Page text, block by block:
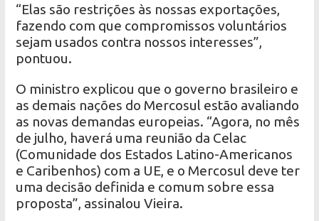
“Elas são restrições às nossas exportações,
fazendo com que compromissos voluntários
sejam usados contra nossos interesses”,
pontuou.
O ministro explicou que o governo brasileiro e
as demais nações do Mercosul estão avaliando
as novas demandas europeias. “Agora, no mês
de julho, haverá uma reunião da Celac
(Comunidade dos Estados Latino-Americanos
e Caribenhos) com a UE, e o Mercosul deve ter
uma decisão definida e comum sobre essa
proposta”, assinalou Vieira.